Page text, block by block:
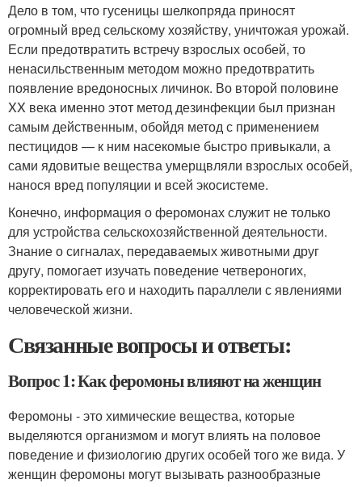
Дело в том, что гусеницы шелкопряда приносят
огромный вред сельскому хозяйству, уничтожая урожай.
Если предотвратить встречу взрослых особей, то
ненасильственным методом можно предотвратить
появление вредоносных личинок. Во второй половине
XX века именно этот метод дезинфекции был признан
самым действенным, обойдя метод с применением
пестицидов — к ним насекомые быстро привыкали, а
сами ядовитые вещества умерщвляли взрослых особей,
нанося вред популяции и всей экосистеме.
Конечно, информация о феромонах служит не только
для устройства сельскохозяйственной деятельности.
Знание о сигналах, передаваемых животными друг
другу, помогает изучать поведение четвероногих,
корректировать его и находить параллели с явлениями
человеческой жизни.
Связанные вопросы и ответы:
Вопрос 1: Как феромоны влияют на женщин
Феромоны - это химические вещества, которые
выделяются организмом и могут влиять на половое
поведение и физиологию других особей того же вида. У
женщин феромоны могут вызывать разнообразные